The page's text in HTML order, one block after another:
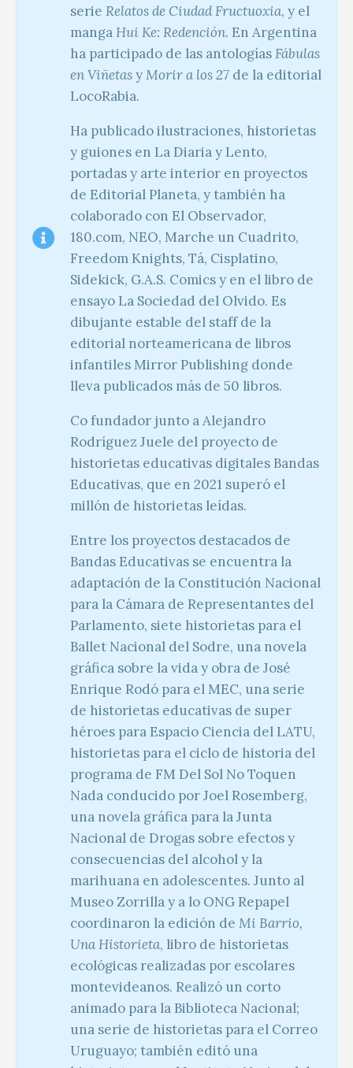
serie Relatos de Ciudad Fructuoxia, y el
manga Hui Ke: Redención. En Argentina
ha participado de las antologías Fábulas
en ViñetasyMorir a los 27 de la editorial
LocoRabia.
Ha publicado ilustraciones, historietas
y guiones en La Diaria y Lento,
portadas y arte interior en proyectos
de Editorial Planeta, y también ha
colaborado con El Observador,
180.com, NEO, Marche un Cuadrito,
Freedom Knights, Tá, Cisplatino,
Sidekick, G.A.S. Comics y en el libro de
ensayo La Sociedad del Olvido. Es
dibujante estable del staff de la
editorial norteamericana de libros
infantiles Mirror Publishing donde
lleva publicados más de 50 libros.
Co fundador junto a Alejandro
Rodríguez Juele del proyecto de
historietas educativas digitales Bandas
Educativas, que en 2021 superó el
millón de historietas leídas.
Entre los proyectos destacados de
Bandas Educativas se encuentra la
adaptación de la Constitución Nacional
para la Cámara de Representantes del
Parlamento, siete historietas para el
Ballet Nacional del Sodre, una novela
gráfica sobre la vida y obra de José
Enrique Rodó para el MEC, una serie
de historietas educativas de super
héroes para Espacio Ciencia del LATU,
historietas para el ciclo de historia del
programa de FM Del Sol No Toquen
Nada conducido por Joel Rosemberg,
una novela gráfica para la Junta
Nacional de Drogas sobre efectos y
consecuencias del alcohol y la
marihuana en adolescentes. Junto al
Museo Zorrilla y a lo ONG Repapel
coordinaron la edición de Mi Barrio,
Una Historieta, libro de historietas
ecológicas realizadas por escolares
montevideanos. Realizó un corto
animado para la Biblioteca Nacional;
una serie de historietas para el Correo
Uruguayo; también editó una